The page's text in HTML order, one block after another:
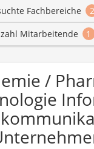
Fachbereiche
2
Mitarbeitende
1
/